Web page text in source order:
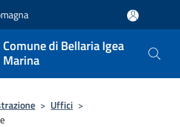
Comune di Bellaria Igea
Marina
> Uffici >